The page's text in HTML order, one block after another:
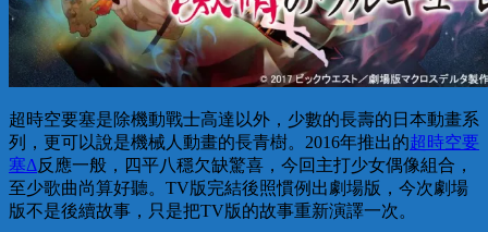
超時空要塞是除機動戰士高達以外，少數的長壽的日本動畫系
列，更可以說是機械人動畫的長青樹。2016年推出的超時空要
塞Δ反應一般，四平八穩欠缺驚喜，今回主打少女偶像組合，
至少歌曲尚算好聽。TV版完結後照慣例出劇場版，今次劇場
版不是後續故事，只是把TV版的故事重新演譯一次。